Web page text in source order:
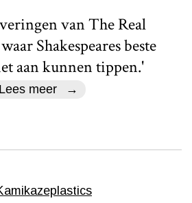
van The Real
Shakespeares beste
aan kunnen tippen.'
Lees meer